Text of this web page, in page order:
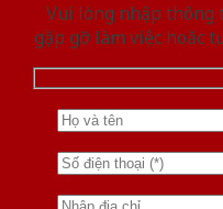
Vui lòng nhập thông
gặp gỡ làm việc hoăc